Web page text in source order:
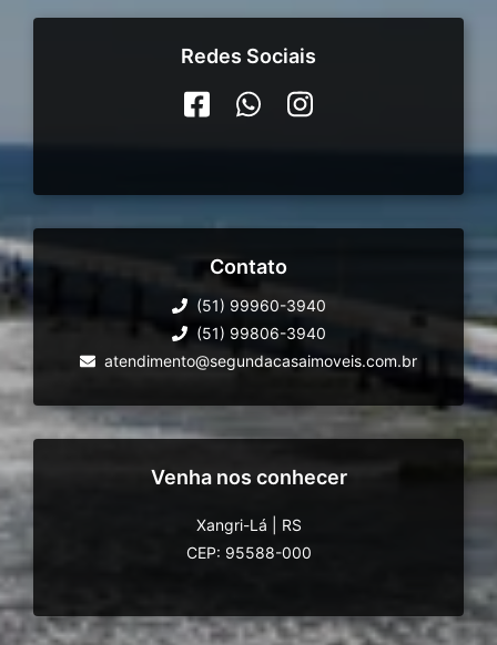
Redes Sociais
Contato
(51) 99960-3940
(51) 99806-3940
atendimento@segundacasaimoveis.com.br
Venha nos conhecer
Xangri-Lá
RS
CEP: 95588-000